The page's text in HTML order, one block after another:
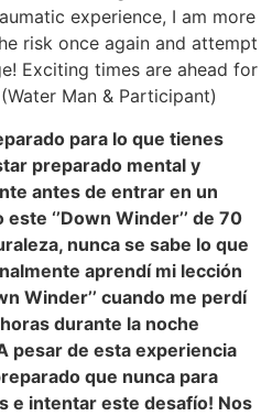
experience, I am more
risk once again and attempt
Exciting times are ahead for
Man & Participant)
para lo que tienes
preparado mental y
antes de entrar en un
‘’Down Winder’’ de 70
nunca se sabe lo que
aprendí mi lección
Winder’’ cuando me perdí
durante la noche
pesar de esta experiencia
que nunca para
e intentar este desafío! Nos